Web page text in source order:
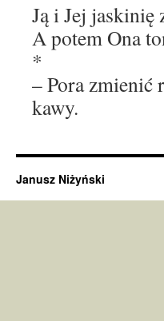
Ją i Jej jaskinię
A potem Ona
*
– Pora zmienić
kawy.
Janusz Niżyński